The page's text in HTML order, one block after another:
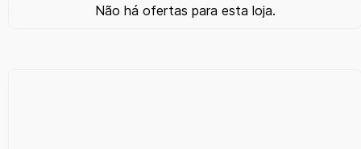
Não há ofertas para esta loja.